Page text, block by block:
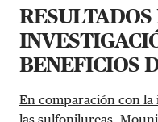
BENEFICIOS
En comparación con